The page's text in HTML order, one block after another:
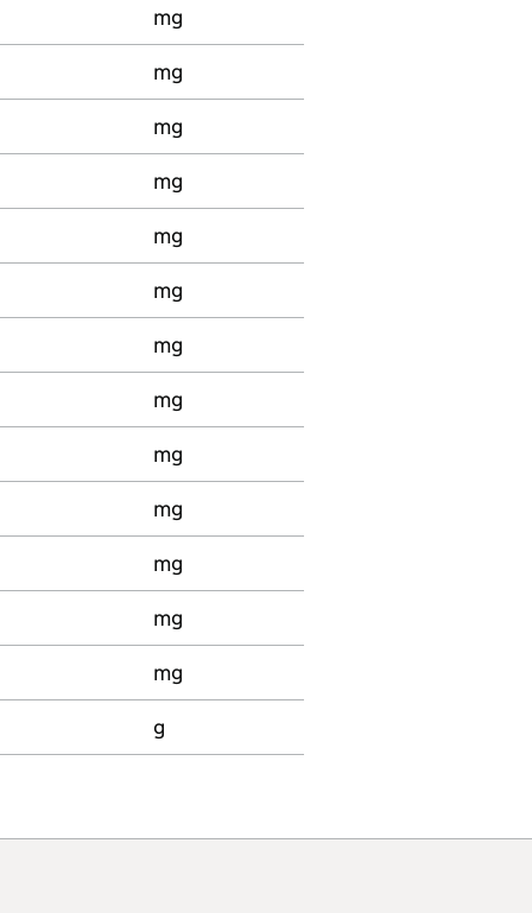
mg
mg
mg
mg
mg
mg
mg
mg
mg
mg
mg
mg
mg
g